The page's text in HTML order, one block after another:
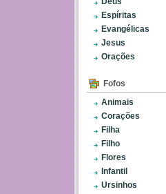
Espíritas
Evangélicas
Jesus
Orações
Fofos
Animais
Corações
Filha
Filho
Flores
Infantil
Ursinhos